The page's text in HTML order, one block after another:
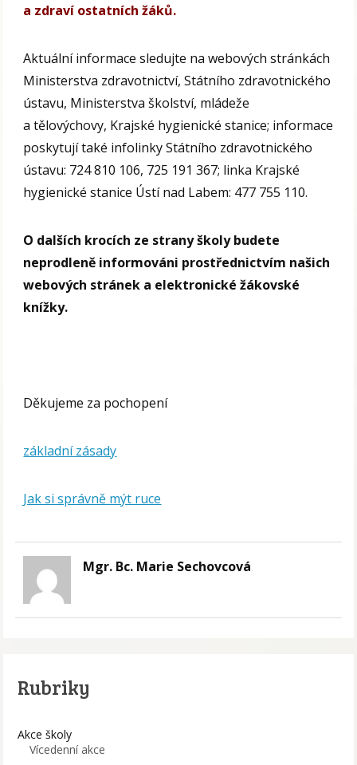
a zdraví ostatních žáků.
Aktuální informace sledujte na webových stránkách
Ministerstva zdravotnictví, Státního zdravotnického
ústavu, Ministerstva školství, mládeže
a tělovýchovy, Krajské hygienické stanice; informace
poskytují také infolinky Státního zdravotnického
ústavu: 724 810 106, 725 191 367; linka Krajské
hygienické stanice Ústí nad Labem: 477 755 110.
O dalších krocích ze strany školy budete
neprodleně informováni prostřednictvím našich
webových stránek a elektronické žákovské
knížky.
Děkujeme za pochopení
základní zásady
Jak si správně mýt ruce
Mgr. Bc. Marie Sechovcová
Rubriky
Akce školy
Vícedenní akce